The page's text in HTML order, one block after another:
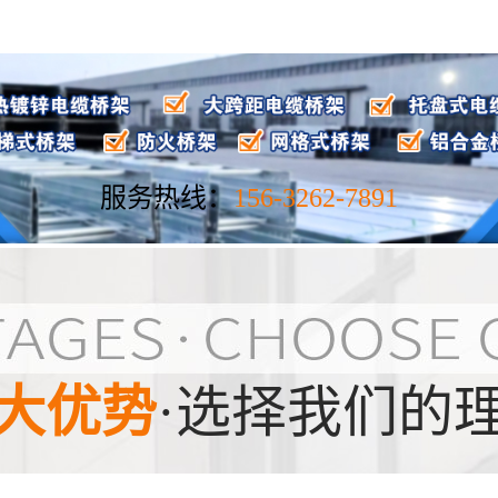
服务热线：156-3262-7891
优势·选择我们的